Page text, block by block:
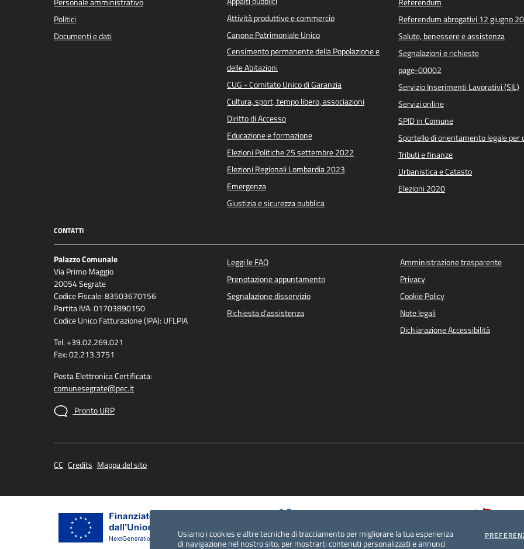
Usiamo i cookies e altre tecniche di tracciamento per migliorare la tua esperienza
di navigazione nel nostro sito, per mostrarti contenuti personalizzati e annunci
Politici
Documenti e dati
Attività produttive e commercio
Canone Patrimoniale Unico
Censimento permanente della Popolazione e
delle Abitazioni
CUG - Comitato Unico di Garanzia
Cultura, sport, tempo libero, associazioni
Diritto di Accesso
Educazione e formazione
Elezioni Politiche 25 settembre 2022
Elezioni Regionali Lombardia 2023
Emergenza
Giustizia e sicurezza pubblica
Referendum abrogativi 12 giugno
Salute, benessere e assistenza
Segnalazioni e richieste
page-00002
Servizio Inserimenti Lavorativi (SIL)
Servizi online
SPID in Comune
Sportello di orientamento legale per
Tributi e finanze
Urbanistica e Catasto
Elezioni 2020
CONTATTI
Palazzo Comunale
Via Primo Maggio
20054 Segrate
Codice Fiscale: 83503670156
Partita IVA: 01703890150
Codice Unico Fatturazione (IPA): UFLPIA
Tel: +39.02.269.021
Fax: 02.213.3751
Posta Elettronica Certificata:
comunesegrate@pec.it
Pronto URP
Leggi le FAQ
Prenotazione appuntamento
Segnalazione disservizio
Richiesta d'assistenza
Amministrazione trasparente
Privacy
Cookie Policy
Note legali
Dichiarazione Accessibilità
CC Credits Mappa del sito